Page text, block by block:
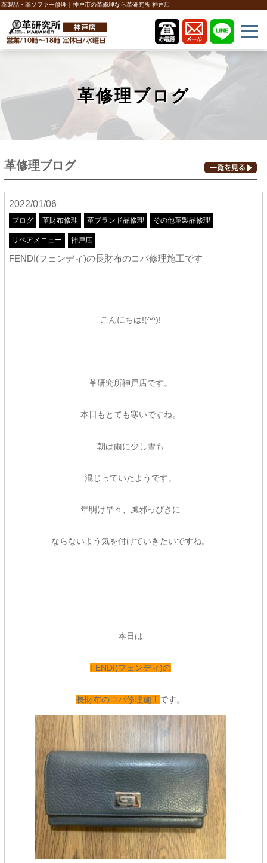
革製品・革ソファー修理｜神戸市の革修理なら革研究所 神戸店
革修理ブログ
革修理ブログ
2022/01/06
ブログ 革財布修理 革ブランド品修理 その他革製品修理
リペアメニュー 神戸店
FENDI(フェンディ)の長財布のコバ修理施工です
こんにちは!(^^)!
革研究所神戸店です。
本日もとても寒いですね。
朝は雨に少し雪も
混じっていたようです。
年明け早々、風邪っぴきに
ならないよう気を付けていきたいですね。
本日は
FENDI(フェンディ)の
長財布のコバ修理施工です。